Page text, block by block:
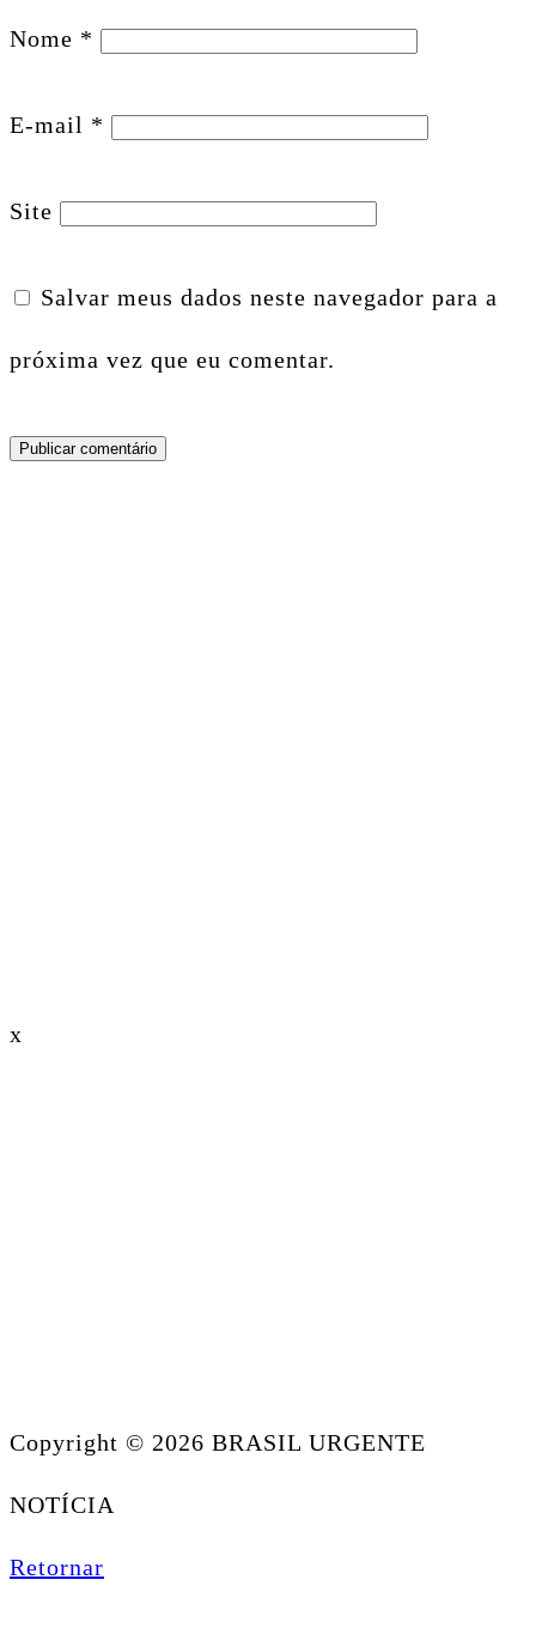
Nome *
E-mail *
Site
Salvar meus dados neste navegador para a
próxima vez que eu comentar.
x
Copyright © 2026 BRASIL URGENTE
NOTÍCIA
Retornar